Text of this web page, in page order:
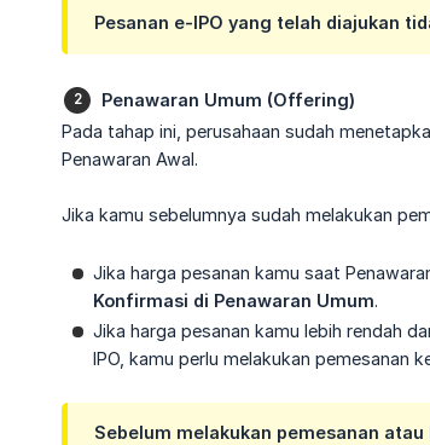
Pesanan e-IPO yang telah diajukan
Penawaran Umum (Offering)
Pada tahap ini, perusahaan sudah
Penawaran Awal.
Jika kamu sebelumnya sudah melakukan
Jika harga pesanan kamu saat
Konfirmasi di Penawaran Umum.
Jika harga pesanan kamu lebih rendah
IPO, kamu perlu melakukan pemesanan
Sebelum melakukan pemesanan